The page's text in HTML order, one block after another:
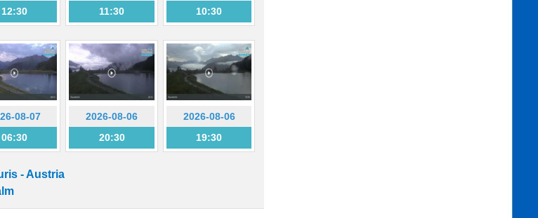
12:30
11:30
10:30
08-07
06:30
2026-08-06
20:30
2026-08-06
19:30
- Austria